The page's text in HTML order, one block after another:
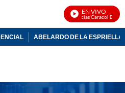
EN VIVO
Noticias Caracol En Vivo
ABELARDO DE LA ESPRIELLA